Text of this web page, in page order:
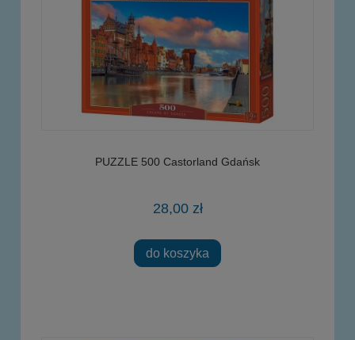
PUZZLE 500 Castorland Gdańsk
28,00 zł
do koszyka